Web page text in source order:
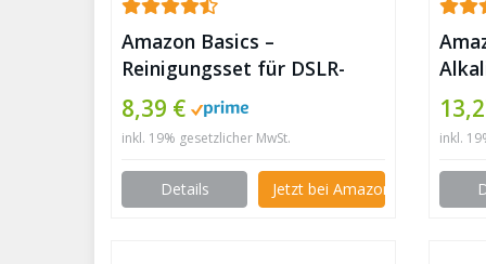
Amazon Basics –
Reinigungsset für DSLR-
Kameras und empfindliche
elektronische Geräte wie
Co2 Laser ✪
8,39 €
inkl. 19% gesetzlicher MwSt.
Details Jetzt bei Amazon kaufen
✪
inkl.